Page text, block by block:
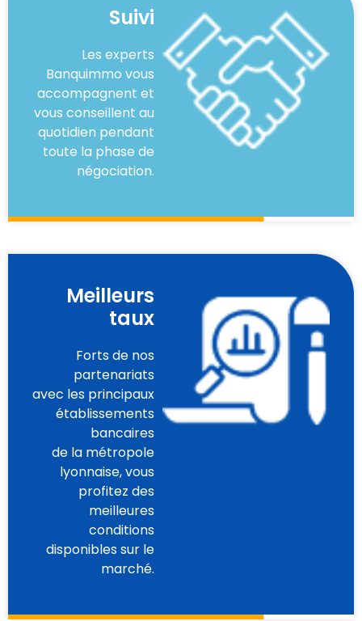
Suivi
Les experts
Banquimmo vous
accompagnent et
vous conseillent au
quotidien pendant
toute la phase de
négociation.
Meilleurs
taux
Forts de nos
partenariats
avec les principaux
établissements
bancaires
de la métropole
lyonnaise, vous
profitez des
meilleures
conditions
disponibles sur le
marché.